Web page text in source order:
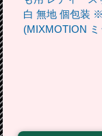
白 無地 個包装
(MIXMOTION